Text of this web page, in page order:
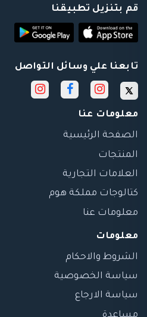
قم بتنزيل تطبيقنا
تابعنا علي وسائل التواصل
معلومات عنا
الصفحة الرئيسية
المنتجات
العلامات التجارية
كتالوجات مملكة هوم
معلومات عنا
معلومات
الشروط والاحكام
سياسة الخصوصية
سياسة الارجاع